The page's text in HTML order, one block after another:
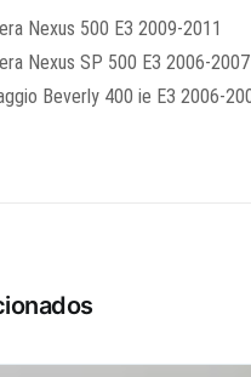
Nexus 500 E3 2009-2011
Nexus SP 500 E3 2006-2007
Beverly 400 ie E3 2006-